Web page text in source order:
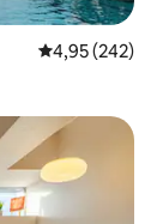
4,95 de uma
4,95 (242)